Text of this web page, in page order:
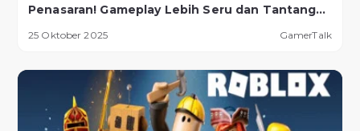
Penasaran! Gameplay Lebih Seru dan Tantangan
25 Oktober 2025 GamerTalk